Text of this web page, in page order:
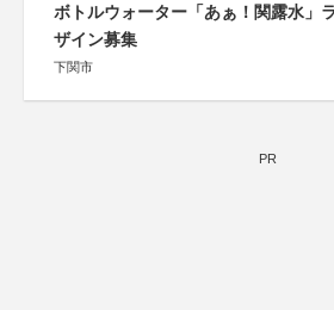
ボトルウォーター「あぁ！関露水」
ザイン募集
下関市
PR